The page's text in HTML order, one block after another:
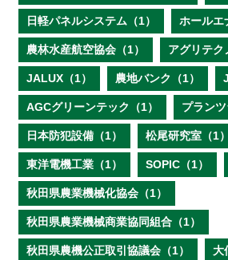
日軽パネルシステム（1） ホールエ
農林水産航空協会（1） アグリテク
JALUX（1） 農地バンク（1）
AGCグリーンテック（1） プランツ
日本防犯設備（1） 松尾研究室（1）
東洋電機工業（1） SOPIC（1）
秋田県農業機械化協会（1）
秋田県農業機械商業協同組合（1）
秋田県農機公正取引協議会（1） 大